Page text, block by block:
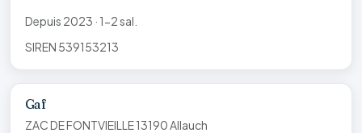
Depuis 2023 · 1-2 sal.
SIREN 539153213
Gaf
ZAC DE FONTVIEILLE 13190 Allauch